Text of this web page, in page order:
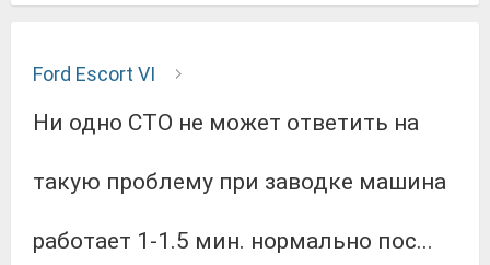
Ford Escort VI
ни одно СТО не может ответить на
такую проблему при заводке машина
работает 1-1.5 мин. нормально пос...